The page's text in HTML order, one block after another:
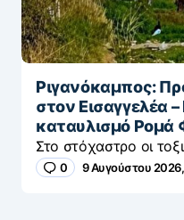
Ριγανόκαμπος:
στον Εισαγγελέα
καταυλισμό
Στο στόχαστρο οι
0 9 Αυγούστου